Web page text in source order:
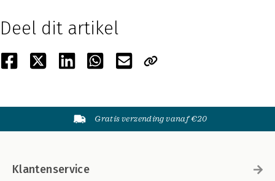
Deel dit artikel
Gratis verzending vanaf €20
Klantenservice